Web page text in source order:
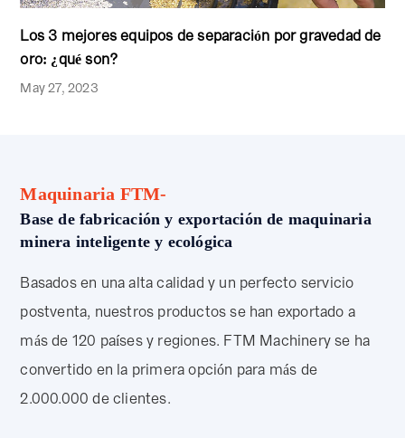
Los 3 mejores equipos de separación por gravedad de
oro: ¿qué son?
May 27, 2023
Maquinaria FTM-
Base de fabricación y exportación de maquinaria
minera inteligente y ecológica
Basados en una alta calidad y un perfecto servicio
postventa, nuestros productos se han exportado a
más de 120 países y regiones. FTM Machinery se ha
convertido en la primera opción para más de
2.000.000 de clientes.